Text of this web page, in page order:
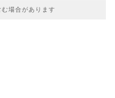
場合があります